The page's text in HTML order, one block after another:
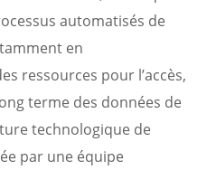
automatisés de
en
ressources pour l’accès,
terme des données de
technologique de
par une équipe